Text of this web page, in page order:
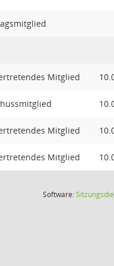
Mitglied
Mitglied
Mitglied
Software: